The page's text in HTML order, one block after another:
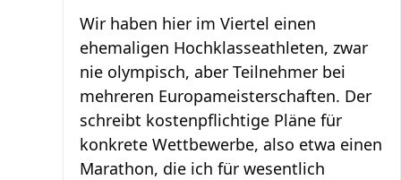
Wir haben hier im Viertel einen
ehemaligen Hochklasseathleten, zwar
nie olympisch, aber Teilnehmer bei
mehreren Europameisterschaften. Der
schreibt kostenpflichtige Pläne für
konkrete Wettbewerbe, also etwa einen
Marathon, die ich für wesentlich